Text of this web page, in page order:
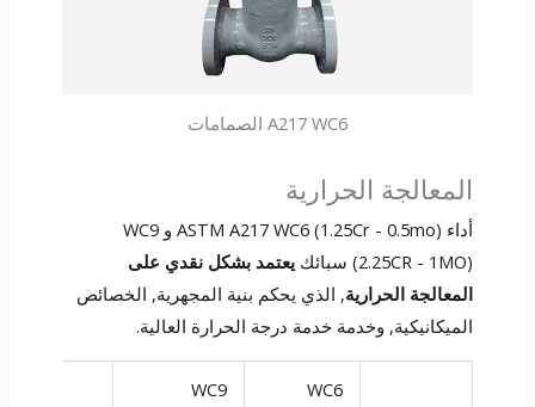
A217 WC6 الصمامات
المعالجة الحرارية
أداء ASTM A217 WC6 (1.25Cr - 0.5mo) و WC9
(2.25CR - 1MO) سبائك
يعتمد بشكل نقدي على
المعالجة الحرارية, الذي يحكم بنية المجهرية, الخصائص
الميكانيكية, وخدمة خدمة درجة الحرارة العالية.
WC6
WC9